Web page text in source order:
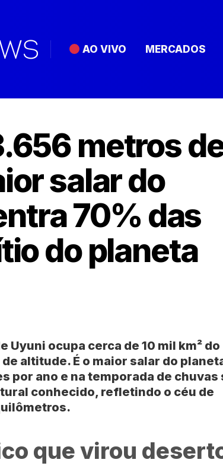
AO VIVO MERCADOS
metros
salar do
70% das
do planeta
Uyuni ocupa cerca de 10 mil km² do
altitude. É o maior salar do
por ano e na temporada de chuvas
conhecido, refletindo o céu de
que virou